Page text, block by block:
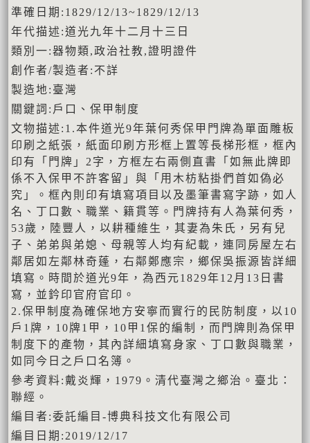
準確日期:1829/12/13~1829/12/13
年代描述:道光九年十二月十三日
類別一:器物類,政治社教,證明證件
創作者/製造者:不詳
製造地:臺灣
關鍵詞:戶口、保甲制度
文物描述:1.本件道光9年葉何秀保甲門牌為單面雕板
印刷之紙張，紙面印刷方形框上置等長梯形框，框內
印有「門牌」2字，方框左右兩側直書「如無此牌即
係不入保甲不許客留」與「用木枋粘掛們首如偽必
究」。框內則印有填寫項目以及墨筆書寫字跡，如人
名、丁口數、職業、籍貫等。門牌持有人為葉何秀，
53歲，陸豐人，以耕種維生，其妻為朱氏，另有兒
子、弟弟與弟媳、母親等人均有紀載，連同房屋左右
鄰居如左鄰林奇蓬，右鄰鄭應宗，鄉保吳振源皆詳細
填寫。時間於道光9年，為西元1829年12月13日書
寫，並鈐印官府官印。
2.保甲制度為確保地方安寧而實行的民防制度，以10
戶1牌，10牌1甲，10甲1保的編制，而門牌則為保甲
制度下的產物，其內詳細填寫身家、丁口數與職業，
如同今日之戶口名簿。
參考資料:戴炎輝，1979。清代臺灣之鄉治。臺北：
聯經。
編目者:委託編目-博典科技文化有限公司
編目日期:2019/12/17